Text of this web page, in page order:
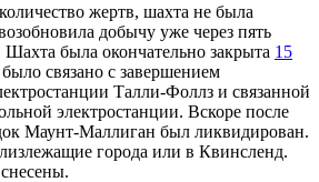
жертв, шахта не была
добычу уже через пять
Шахта была окончательно закрыта 15
связано с завершением
Талли-Фоллз и связанной
электростанции. Вскоре после
Маунт-Маллиган был ликвидирован.
города или в Квинсленд.